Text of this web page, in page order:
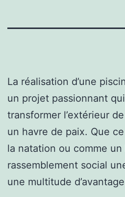
La réalisation d’une
un projet passionnant
transformer l’extérieur
un havre de paix. Que
la natation ou comme un
rassemblement social
une multitude